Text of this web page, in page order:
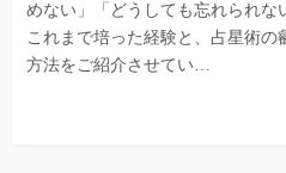
めない」「どうしても忘れられな
これまで培った経験と、占星術の
方法をご紹介させてい…